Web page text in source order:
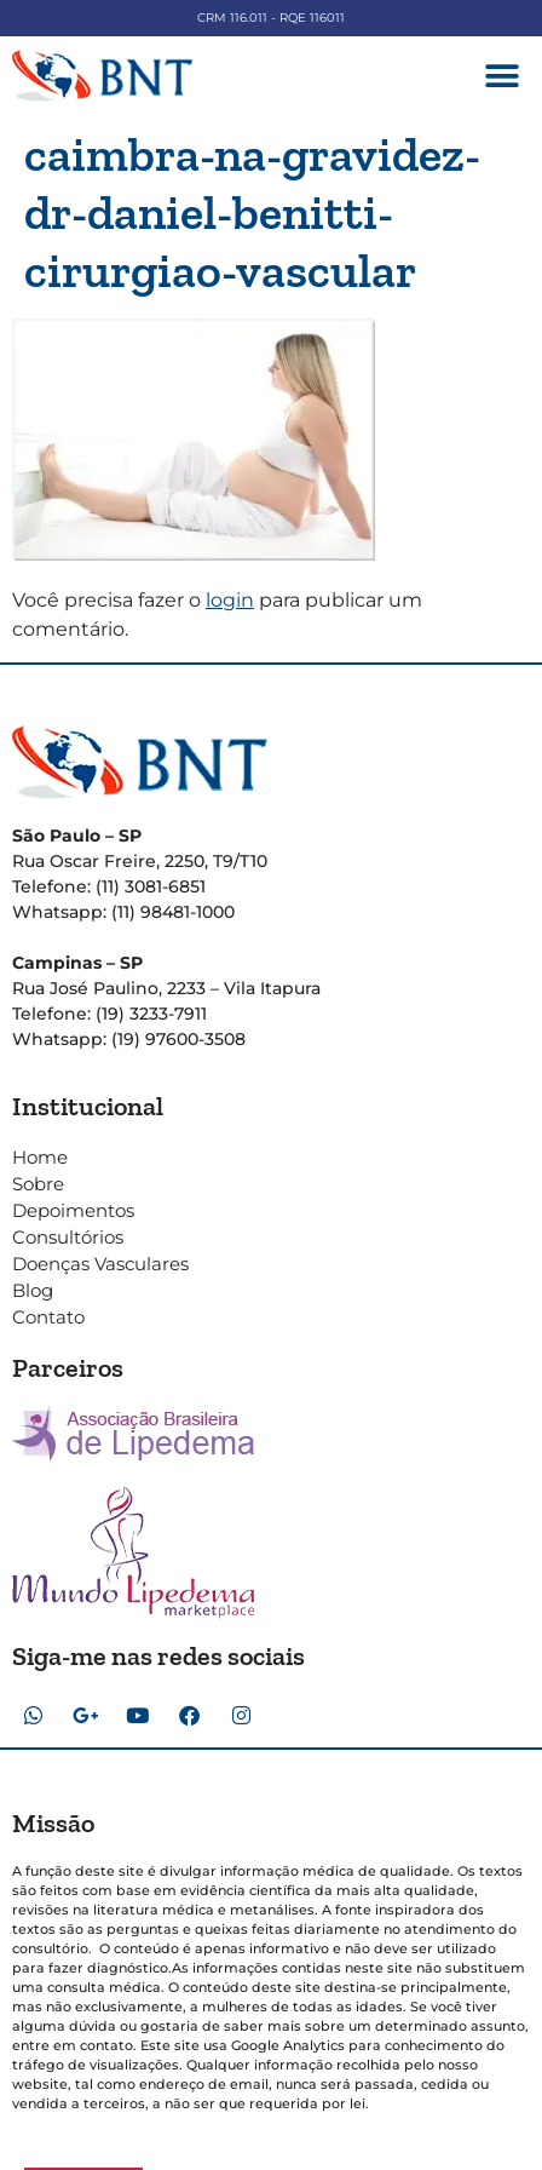
CRM 116.011 - RQE 116011
caimbra-na-gravidez-
dr-daniel-benitti-
cirurgiao-vascular
Você precisa fazer o login para publicar um
comentário.
São Paulo – SP
Rua Oscar Freire, 2250, T9/T10
Telefone: (11) 3081-6851
Whatsapp: (11) 98481-1000
Campinas – SP
Rua José Paulino, 2233 – Vila Itapura
Telefone: (19) 3233-7911
Whatsapp: (19) 97600-3508
Institucional
Home
Sobre
Depoimentos
Consultórios
Doenças Vasculares
Blog
Contato
Parceiros
Siga-me nas redes sociais
Missão
A função deste site é divulgar informação médica de qualidade. Os textos
são feitos com base em evidência científica da mais alta qualidade,
revisões na literatura médica e metanálises. A fonte inspiradora dos
textos são as perguntas e queixas feitas diariamente no atendimento do
consultório. O conteúdo é apenas informativo e não deve ser utilizado
para fazer diagnóstico.As informações contidas neste site não substituem
uma consulta médica. O conteúdo deste site destina-se principalmente,
mas não exclusivamente, a mulheres de todas as idades. Se você tiver
alguma dúvida ou gostaria de saber mais sobre um determinado assunto,
entre em contato. Este site usa Google Analytics para conhecimento do
tráfego de visualizações. Qualquer informação recolhida pelo nosso
website, tal como endereço de email, nunca será passada, cedida ou
vendida a terceiros, a não ser que requerida por lei.